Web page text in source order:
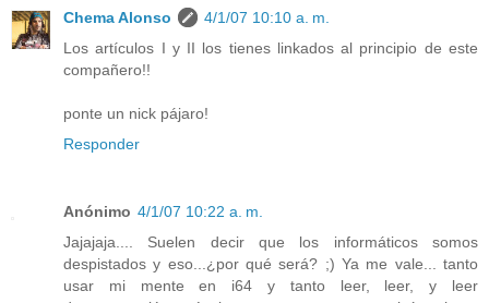
Chema Alonso
4/1/07 10:10 a. m.
Los artículos I y II los tienes linkados al principio de este
compañero!!
ponte un nick pájaro!
Responder
Anónimo 4/1/07 10:22 a. m.
Jajajaja.... Suelen decir que los informáticos somos
despistados y eso...¿por qué será? ;) Ya me vale... tanto
usar mi mente en i64 y tanto leer, leer, y leer